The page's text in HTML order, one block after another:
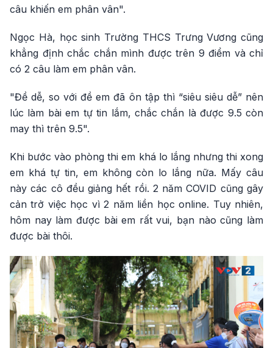
câu khiến em phân vân".
Ngọc Hà, học sinh Trường THCS Trưng Vương cũng
khẳng định chắc chắn mình được trên 9 điểm và chỉ
có 2 câu làm em phân vân.
"Đề dễ, so với đề em đã ôn tập thì “siêu siêu dễ” nên
lúc làm bài em tự tin lắm, chắc chắn là được 9.5 còn
may thì trên 9.5".
Khi bước vào phòng thi em khá lo lắng nhưng thi xong
em khá tự tin, em không còn lo lắng nữa. Mấy câu
này các cô đều giảng hết rồi. 2 năm COVID cũng gây
cản trở việc học vì 2 năm liền học online. Tuy nhiên,
hôm nay làm được bài em rất vui, bạn nào cũng làm
được bài thôi.